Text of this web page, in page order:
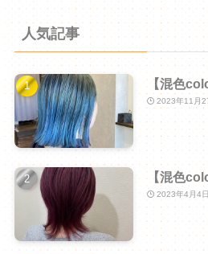
人気記事
【混色
2023年11月
【混色
2023年4月4日